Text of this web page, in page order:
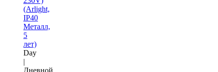
(Arlight,
IP40
Металл,
5
лет)
Day
|
Дневной